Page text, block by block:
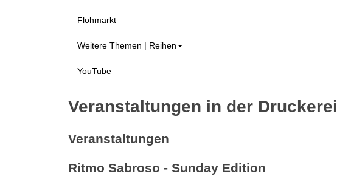
Flohmarkt
Weitere Themen | Reihen
YouTube
Veranstaltungen in der Druckerei
Veranstaltungen
Ritmo Sabroso - Sunday Edition